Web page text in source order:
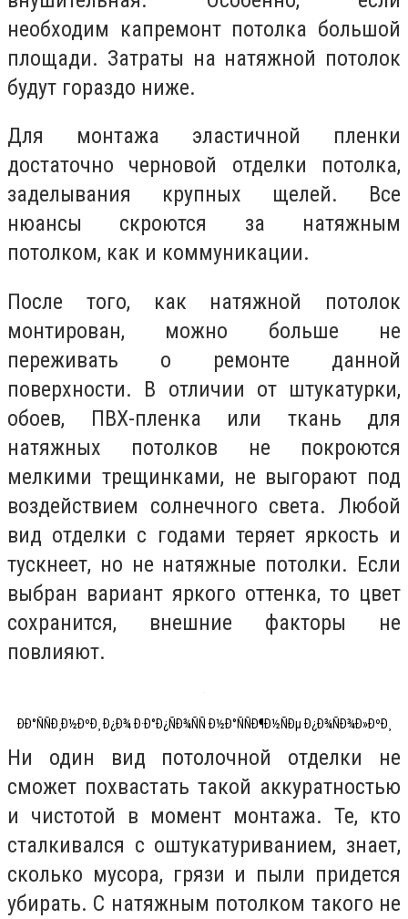
необходим капремонт потолка большой
площади. Затраты на натяжной потолок
будут гораздо ниже.
Для монтажа эластичной пленки
достаточно черновой отделки потолка,
заделывания крупных щелей. Все
нюансы скроются за натяжным
потолком, как и коммуникации.
После того, как натяжной потолок
монтирован, можно больше не
переживать о ремонте данной
поверхности. В отличии от штукатурки,
обоев, ПВХ-пленка или ткань для
натяжных потолков не покроются
мелкими трещинками, не выгорают под
воздействием солнечного света. Любой
вид отделки с годами теряет яркость и
тускнеет, но не натяжные потолки. Если
выбран вариант яркого оттенка, то цвет
сохранится, внешние факторы не
повлияют.
ÐÐ°ÑÑÐ¸Ð½ÐºÐ¸ Ð¿Ð¾ Ð·Ð°Ð¿ÑÐ¾ÑÑ Ð½Ð°ÑÑÐ¶Ð½ÑÐµ Ð¿Ð¾ÑÐ¾Ð»ÐºÐ¸
Ни один вид потолочной отделки не
сможет похвастать такой аккуратностью
и чистотой в момент монтажа. Те, кто
сталкивался с оштукатуриванием, знает,
сколько мусора, грязи и пыли придется
убирать. С натяжным потолком такого не